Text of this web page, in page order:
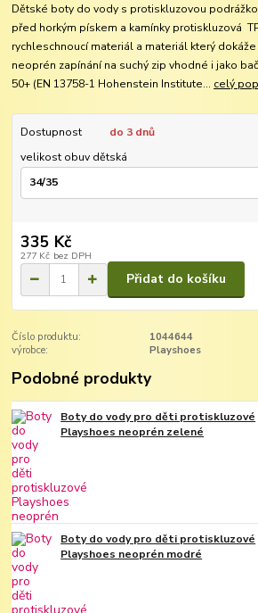
Dětské boty do vody s protiskluzovou
před horkým pískem a kamínky protiskluzová
rychleschnoucí materiál a materiál který
neoprén zapínání na suchý zip vhodné i jako
50+ (EN 13758-1 Hohenstein Institute... celý
Dostupnost
do 3 dnů
velikost obuv dětská
335 Kč
277 Kč bez DPH
Přidat do košíku
Číslo produktu:
1044644
výrobce:
Playshoes
Podobné produkty
Boty do vody pro děti protiskluzové
Playshoes neoprén zelené
Boty do vody pro děti protiskluzové
Playshoes neoprén modré